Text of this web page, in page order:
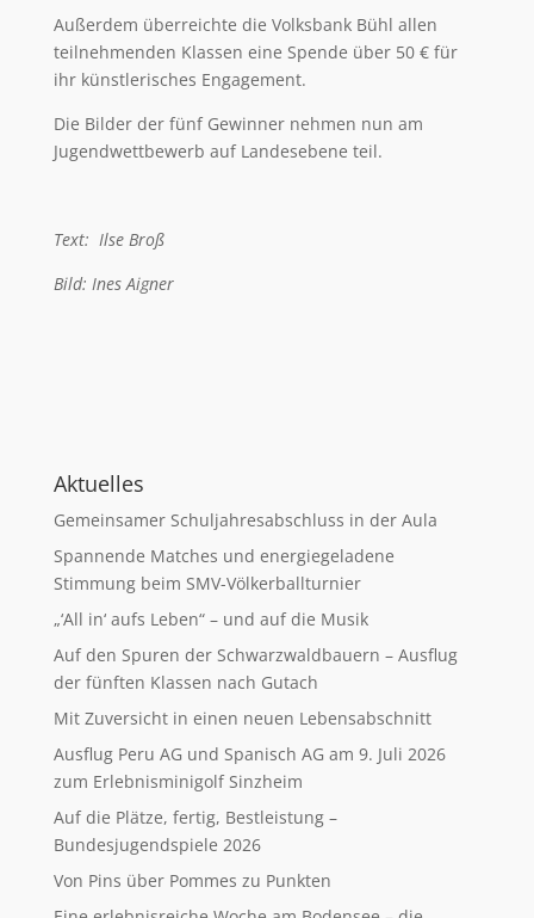
Außerdem überreichte die Volksbank Bühl allen
teilnehmenden Klassen eine Spende über 50 € für
ihr künstlerisches Engagement.
Die Bilder der fünf Gewinner nehmen nun am
Jugendwettbewerb auf Landesebene teil.
Text: Ilse Broß
Bild: Ines Aigner
Aktuelles
Gemeinsamer Schuljahresabschluss in der Aula
Spannende Matches und energiegeladene
Stimmung beim SMV-Völkerballturnier
„‘All in‘ aufs Leben“ – und auf die Musik
Auf den Spuren der Schwarzwaldbauern – Ausflug
der fünften Klassen nach Gutach
Mit Zuversicht in einen neuen Lebensabschnitt
Ausflug Peru AG und Spanisch AG am 9. Juli 2026
zum Erlebnisminigolf Sinzheim
Auf die Plätze, fertig, Bestleistung –
Bundesjugendspiele 2026
Von Pins über Pommes zu Punkten